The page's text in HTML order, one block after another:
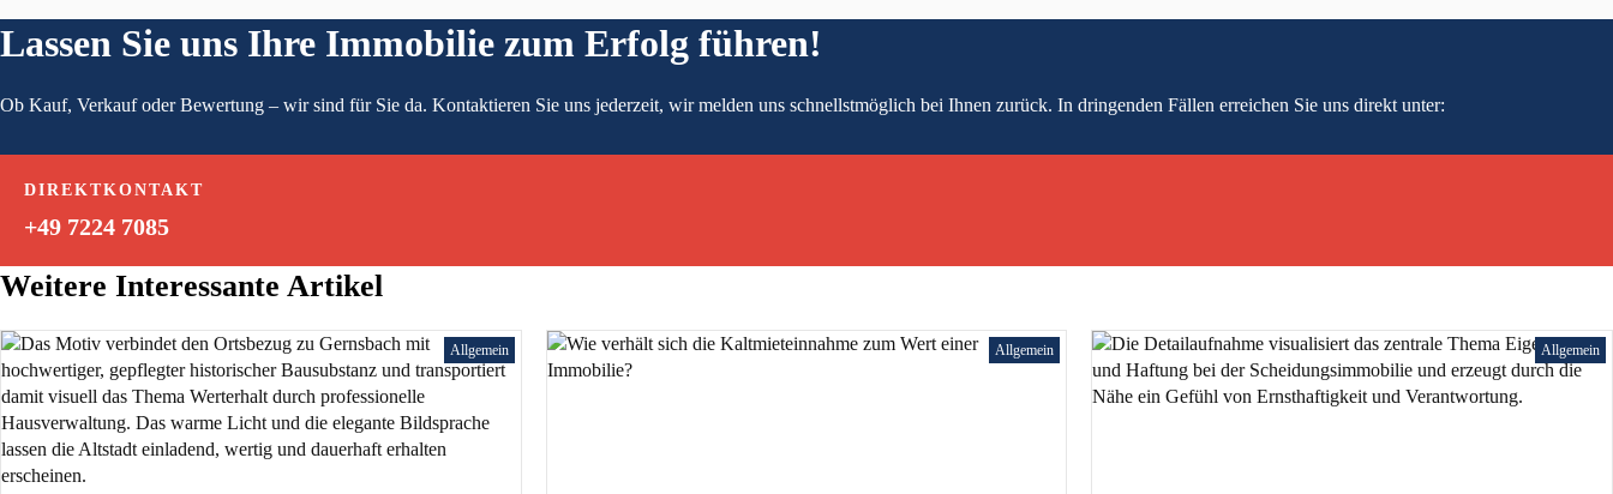
Lassen Sie uns Ihre Immobilie zum Erfolg führen!
Ob Kauf, Verkauf oder Bewertung – wir sind für Sie da. Kontaktieren Sie uns jederzeit, wir melden uns schnellstmöglich bei Ihnen zurück. In dringenden Fällen erreichen Sie uns direkt unter:
DIREKTKONTAKT
+49 7224 7085
Weitere Interessante Artikel
Allgemein Allgemein Allgemein